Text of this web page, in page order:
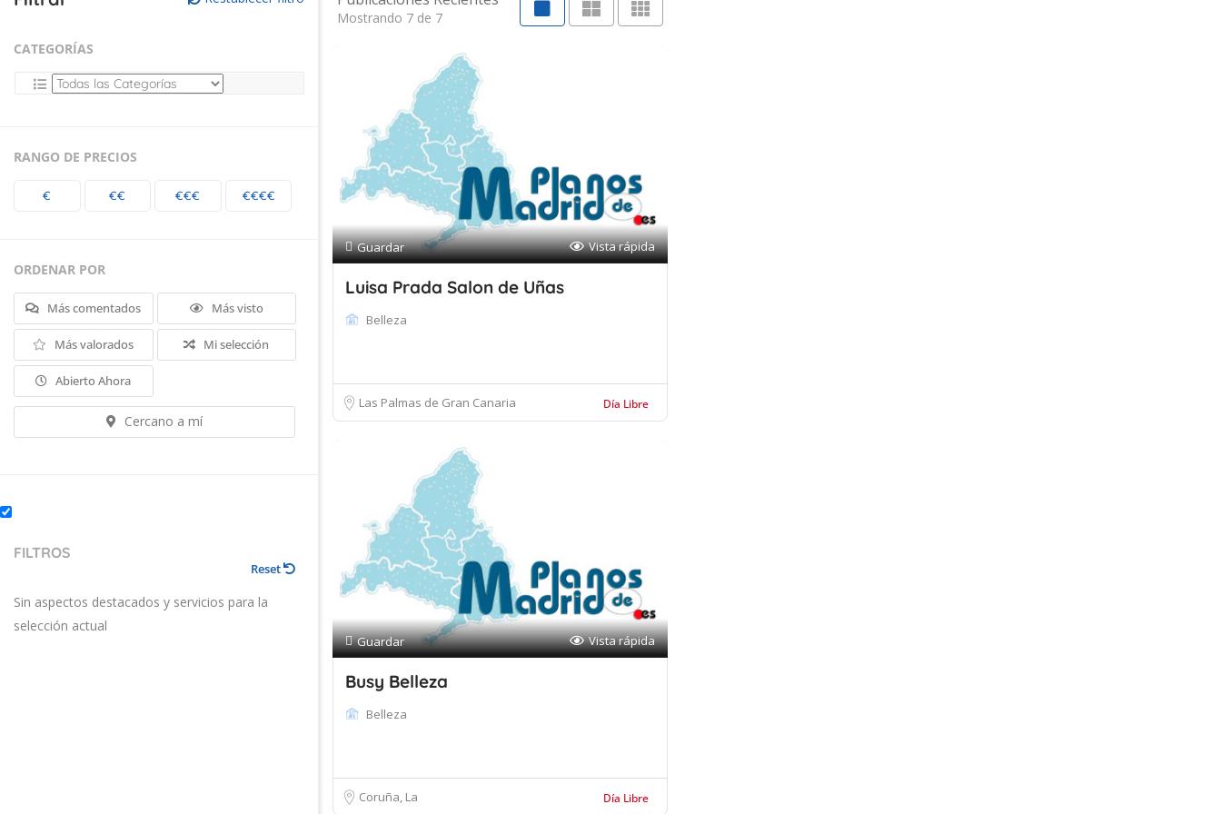
CATEGORÍAS
RANGO DE PRECIOS
€ €€ €€€ €€€€
ORDENAR POR
Más comentados Más visto
Más valorados Mi selección
Abierto Ahora
Cercano a mí
FILTROS
Reset
Sin aspectos destacados y servicios para la
selección actual
Mostrando 7 de 7
Guardar Vista rápida
Luisa Prada Salon de Uñas
Belleza
Las Palmas de Gran Canaria Día Libre
Guardar Vista rápida
Busy Belleza
Belleza
Coruña, La Día Libre